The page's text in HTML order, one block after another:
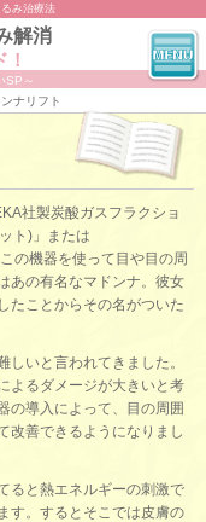
み治療法
解消
SP～
ナリフト
社製炭酸ガスフラクショ
ト)」または
の機器を使って目や目の周
あの有名なマドンナ。彼女
たことからその名がついた
いと言われてきました。
よるダメージが大きいと考
の導入によって、目の周囲
改善できるようになりまし
ると熱エネルギーの刺激で
す。するとそこでは皮膚の